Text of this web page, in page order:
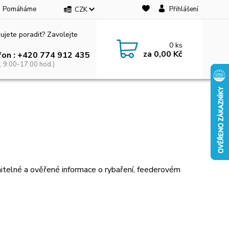
Pomáháme CZK Přihlášení
poradit? Zavolejte
: +420 774 912 435
9:00-17:00 hod.)
0ks
za 0,00 Kč
a ověřené informace o rybaření, feederovém